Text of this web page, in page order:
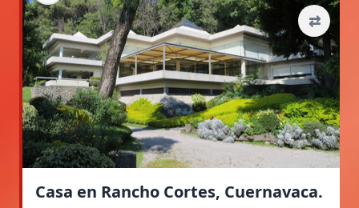
⇄
Casa en Rancho Cortes, Cuernavaca.